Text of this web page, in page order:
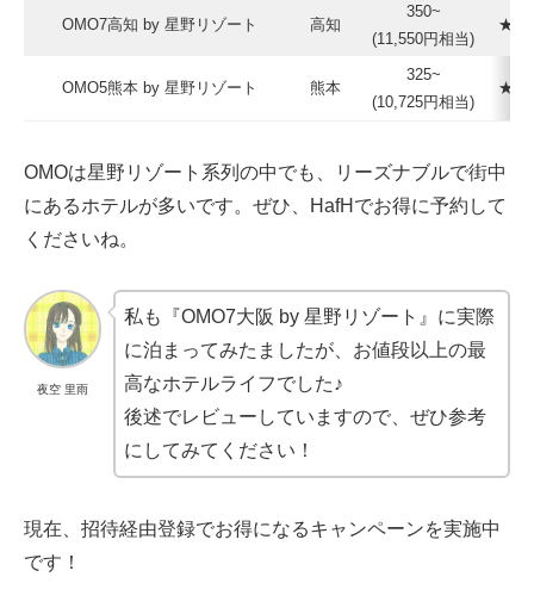
OMO7高知 by 星野リゾート 高知
350~
(11,550円相当)
OMO5熊本 by 星野リゾート 熊本
325~
(10,725円相当)
OMOは星野リゾート系列の中でも、リーズナブルで街中
にあるホテルが多いです。ぜひ、HafHでお得に予約して
くださいね。
夜空 里雨
私も『OMO7大阪 by 星野リゾート』に実際
に泊まってみたましたが、お値段以上の最
高なホテルライフでした♪
後述でレビューしていますので、ぜひ参考
にしてみてください！
現在、招待経由登録でお得になるキャンペーンを実施中
です！